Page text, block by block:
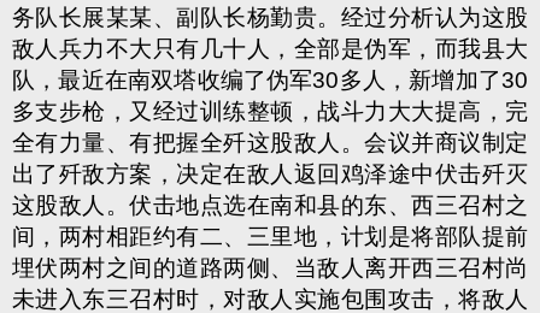
务队长展某某、副队长杨勤贵。经过分析认为这股
敌人兵力不大只有几十人，全部是伪军，而我县大
队，最近在南双塔收编了伪军30多人，新增加了30
多支步枪，又经过训练整顿，战斗力大大提高，完
全有力量、有把握全歼这股敌人。会议并商议制定
出了歼敌方案，决定在敌人返回鸡泽途中伏击歼灭
这股敌人。伏击地点选在南和县的东、西三召村之
间，两村相距约有二、三里地，计划是将部队提前
埋伏两村之间的道路两侧、当敌人离开西三召村尚
未进入东三召村时，对敌人实施包围攻击，将敌人